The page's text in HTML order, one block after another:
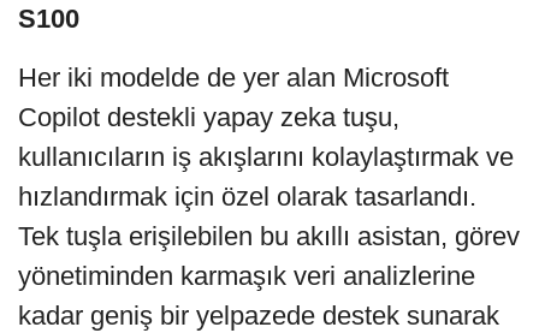
S100
Her iki modelde de yer alan Microsoft
Copilot destekli yapay zeka tuşu,
kullanıcıların iş akışlarını kolaylaştırmak ve
hızlandırmak için özel olarak tasarlandı.
Tek tuşla erişilebilen bu akıllı asistan, görev
yönetiminden karmaşık veri analizlerine
kadar geniş bir yelpazede destek sunarak